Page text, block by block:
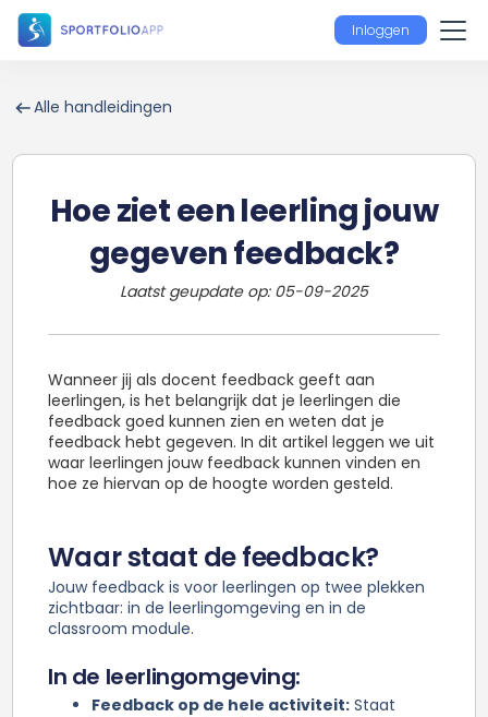
Inloggen
Alle handleidingen
Hoe ziet een leerling jouw
gegeven feedback?
Laatst geupdate op: 05-09-2025
Wanneer jij als docent feedback geeft aan
leerlingen, is het belangrijk dat je leerlingen die
feedback goed kunnen zien en weten dat je
feedback hebt gegeven. In dit artikel leggen we uit
waar leerlingen jouw feedback kunnen vinden en
hoe ze hiervan op de hoogte worden gesteld.
Waar staat de feedback?
Jouw feedback is voor leerlingen op twee plekken
zichtbaar: in de leerlingomgeving en in de
classroom module.
In de leerlingomgeving:
Feedback op de hele activiteit:Staat